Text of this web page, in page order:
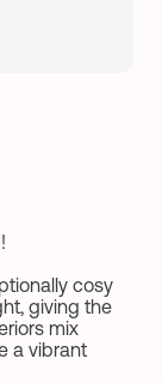
cosy
giving the
mix
a vibrant